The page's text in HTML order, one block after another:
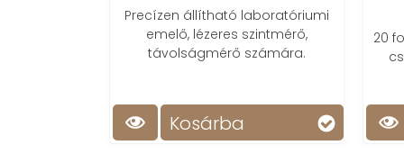
Precízen állítható laboratóriumi
emelő, lézeres szintmérő,
távolságmérő számára.
Kosárba
20